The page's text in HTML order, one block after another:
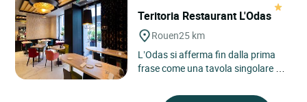
Teritoria Restaurant L'Odas
Rouen25 km
L’Odas si afferma fin dalla prima
frase come una tavola singolare nel
poco più di un’ora...